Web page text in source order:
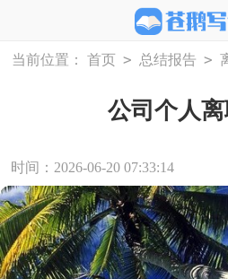
当前位置： 首页 > 总结报告 >
公司个人
时间：2026-06-20 07:33:14